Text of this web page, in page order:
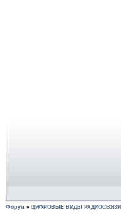
Форум » ЦИФРОВЫЕ ВИДЫ РАДИОСВЯЗИ